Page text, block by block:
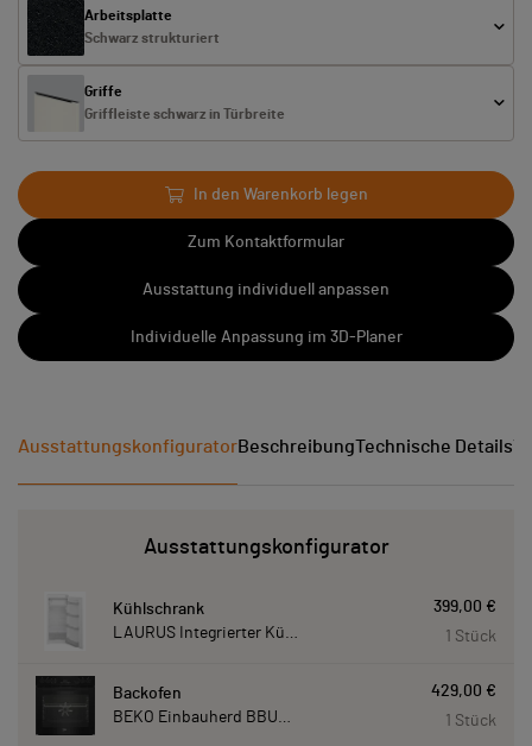
Arbeitsplatte
Schwarz strukturiert
Griffe
Griffleiste schwarz in Türbreite
In den Warenkorb legen
Zum Kontaktformular
Ausstattung individuell anpassen
Individuelle Anpassung im 3D-Planer
AusstattungskonfiguratorBeschreibungTechnische Details
Ausstattungskonfigurator
Kühlschrank
LAURUS Integrierter Kühlautomat LKG122E LKG122E
399,00 €
1 Stück
Backofen
BEKO Einbauherd BBUM113N2B mit Hydrolyse, Schwarz BBUM113N2B
429,00 €
1 Stück